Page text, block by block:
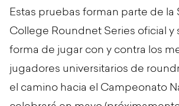
Estas pruebas forman parte de la
College Roundnet Series oficial y
forma de jugar con y contra los
jugadores universitarios de
el camino hacia el Campeonato